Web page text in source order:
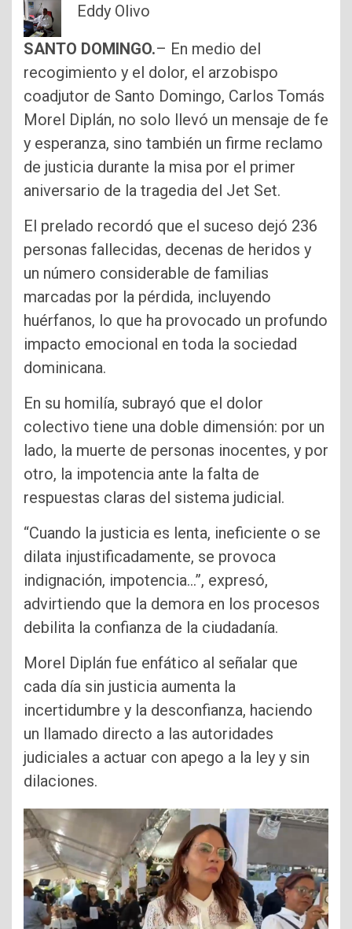
Eddy Olivo
SANTO DOMINGO.– En medio del
recogimiento y el dolor, el arzobispo
coadjutor de Santo Domingo, Carlos Tomás
Morel Diplán, no solo llevó un mensaje de fe
y esperanza, sino también un firme reclamo
de justicia durante la misa por el primer
aniversario de la tragedia del Jet Set.
El prelado recordó que el suceso dejó 236
personas fallecidas, decenas de heridos y
un número considerable de familias
marcadas por la pérdida, incluyendo
huérfanos, lo que ha provocado un profundo
impacto emocional en toda la sociedad
dominicana.
En su homilía, subrayó que el dolor
colectivo tiene una doble dimensión: por un
lado, la muerte de personas inocentes, y por
otro, la impotencia ante la falta de
respuestas claras del sistema judicial.
“Cuando la justicia es lenta, ineficiente o se
dilata injustificadamente, se provoca
indignación, impotencia…”, expresó,
advirtiendo que la demora en los procesos
debilita la confianza de la ciudadanía.
Morel Diplán fue enfático al señalar que
cada día sin justicia aumenta la
incertidumbre y la desconfianza, haciendo
un llamado directo a las autoridades
judiciales a actuar con apego a la ley y sin
dilaciones.